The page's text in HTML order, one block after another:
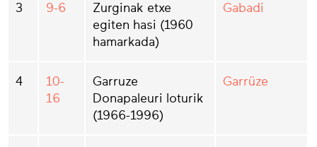
3 9-6
Zurginak etxe
egiten hasi (1960
hamarkada)
Gabadi
4
10-
16
Garruze
Donapaleuri loturik
(1966-1996)
Garrüze